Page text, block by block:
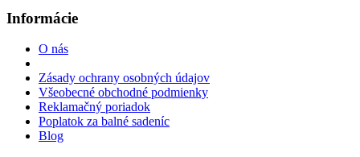
Informácie
O nás
Zásady ochrany osobných údajov
Všeobecné obchodné podmienky
Reklamačný poriadok
Poplatok za balné sadeníc
Blog